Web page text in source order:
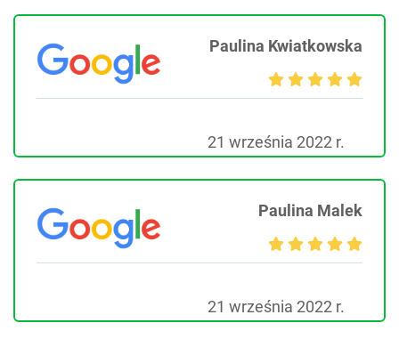
Paulina Kwiatkowska
21 września 2022 r.
Paulina Malek
21 września 2022 r.